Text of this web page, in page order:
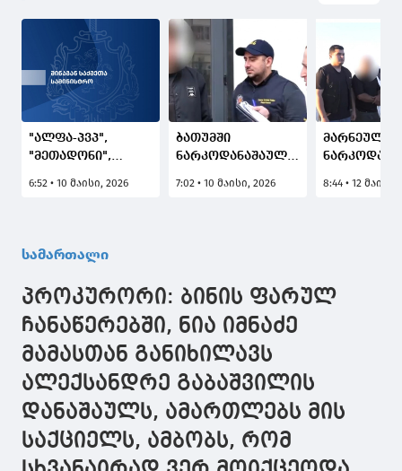
"ალფა-პვპ",
"მეთადონი",
მარიხუანა","კეტამინი"
ბრალდებით 3
პირი დააკავეს
6:52 • 10 მაისი, 2026
ბათუმში
ნარკოდანაშაულის
7:02 • 10 მაისი, 2026
მარნეულში
8:44 • 12 მაისი,
სამართალი
პროკურორი: ბინის ფარულ
ჩანაწერებში, ნია იმნაძე
მამასთან განიხილავს
ალექსანდრე გაბაშვილის
დანაშაულს, ამართლებს მის
საქციელს, ამბობს, რომ